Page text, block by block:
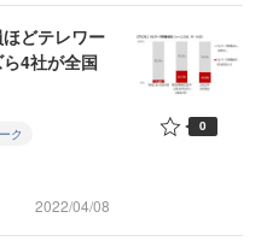
どテレワー
4社が全国
ク
2022/04/08
0